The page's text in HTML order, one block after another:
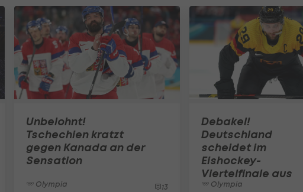
Unbelohnt!
Tschechien kratzt
gegen Kanada an der
Sensation
Olympia 13
Debakel!
Deutschland
scheidet im
Eishockey-
Viertelfinale aus
Olympia